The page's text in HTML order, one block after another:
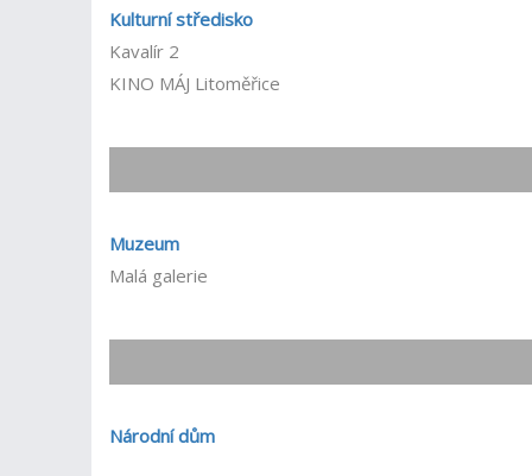
Kulturní středisko
Kavalír 2
KINO MÁJ Litoměřice
Muzeum
Malá galerie
Národní dům